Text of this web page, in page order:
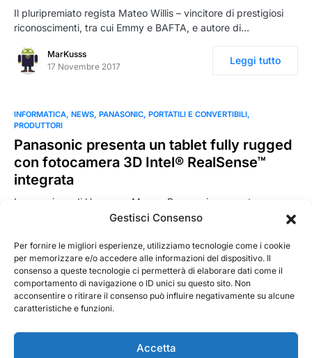
Gestisci Consenso
Per fornire le migliori esperienze, utilizziamo tecnologie come i cookie
per memorizzare e/o accedere alle informazioni del dispositivo. Il
consenso a queste tecnologie ci permetterà di elaborare dati come il
comportamento di navigazione o ID unici su questo sito. Non
acconsentire o ritirare il consenso può influire negativamente su alcune
caratteristiche e funzioni.
Accetta
Il pluripremiato regista Mateo Willis – vincitore di prestigiosi
riconoscimenti, tra cui Emmy e BAFTA, e autore di…
MarKusss
17 Novembre 2017
Leggi tutto
INFORMATICA NEWS PANASONIC PORTATILI E CONVERTIBILI
PRODUTTORI
Panasonic presenta un tablet fully rugged
con fotocamera 3D Intel® RealSense™
integrata
In occasione di Hannover Messe, Panasonic presenta
il tablet fully rugged Toughpad FZ-M1 con fotocamera
elaborare misurazioni 3D in…
MarKusss
24 Aprile 2018
Leggi tutto